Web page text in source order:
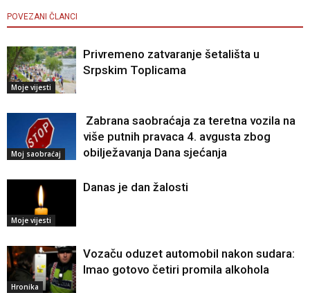
POVEZANI ČLANCI
Moje vijesti
Privremeno zatvaranje šetališta u
Srpskim Toplicama
Moj saobraćaj
Zabrana saobraćaja za teretna vozila na
više putnih pravaca 4. avgusta zbog
obilježavanja Dana sjećanja
Moje vijesti
Danas je dan žalosti
Hronika
Vozaču oduzet automobil nakon sudara:
Imao gotovo četiri promila alkohola